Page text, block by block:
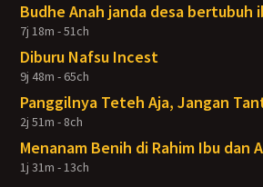
Budhe Anah janda desa bertubuh
7j 18m - 51ch
Diburu Nafsu Incest
9j 48m - 65ch
Panggilnya Teteh Aja, Jangan
2j 51m - 8ch
Menanam Benih di Rahim Ibu dan
1j 31m - 13ch